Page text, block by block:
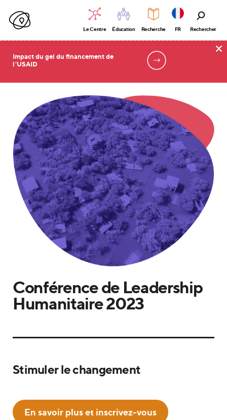
Le Centre Éducation Recherche FR Rechercher
Impact du gel du financement de
l'USAIDAccueil
Conférence de Leadership
Humanitaire 2023
Stimuler le changement
En savoir plus et inscrivez-vous